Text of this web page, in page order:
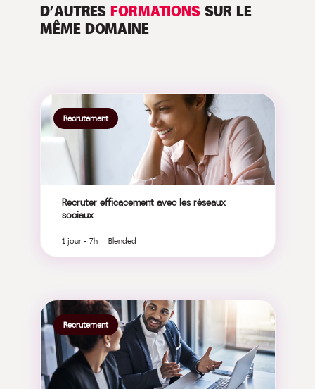
D’AUTRES FORMATIONSSUR LE
MÊME DOMAINE
Recrutement
Recruter efficacement avec les réseaux
sociaux
1 jour - 7h Blended
Recrutement